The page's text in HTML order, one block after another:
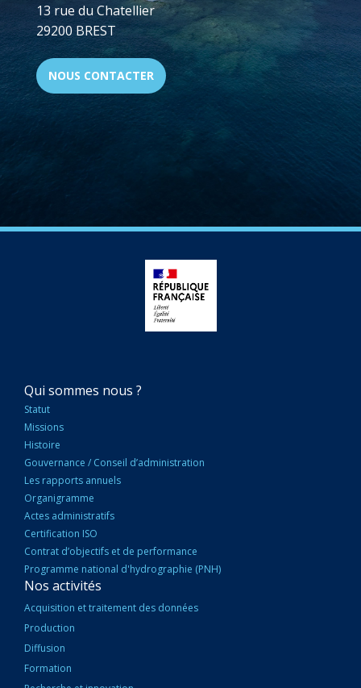
13 rue du Chatellier
29200 BREST
NOUS CONTACTER
NAVIGATION
PRINCIPALE
Qui sommes nous ?
Statut
Missions
Histoire
Gouvernance / Conseil d’administration
Les rapports annuels
Organigramme
Actes administratifs
Certification ISO
Contrat d’objectifs et de performance
Programme national d'hydrographie (PNH)
Nos activités
Acquisition et traitement des données
Production
Diffusion
Formation